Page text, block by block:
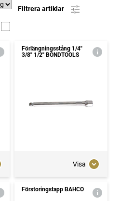
Filtrera artiklar
Förlängningsstång 1/4"
3/8" 1/2" BONDTOOLS
Visa
Förstoringstapp BAHCO